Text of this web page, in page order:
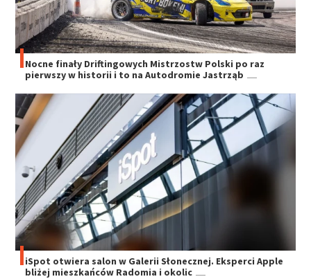
Nocne finały Driftingowych Mistrzostw Polski po raz
pierwszy w historii i to na Autodromie Jastrząb
iSpot otwiera salon w Galerii Słonecznej. Eksperci Apple
bliżej mieszkańców Radomia i okolic